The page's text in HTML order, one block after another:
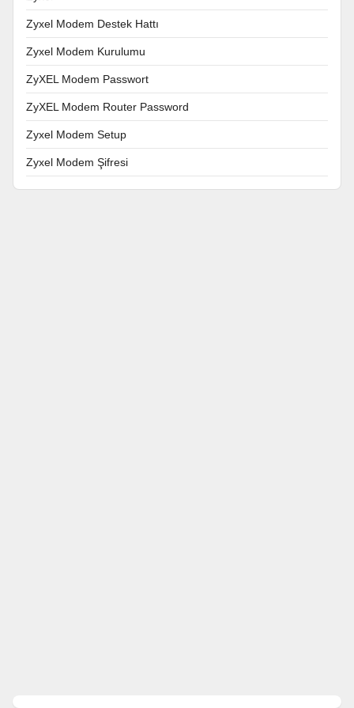
Zyxel Modem Destek Hattı
Zyxel Modem Kurulumu
ZyXEL Modem Passwort
ZyXEL Modem Router Password
Zyxel Modem Setup
Zyxel Modem Şifresi